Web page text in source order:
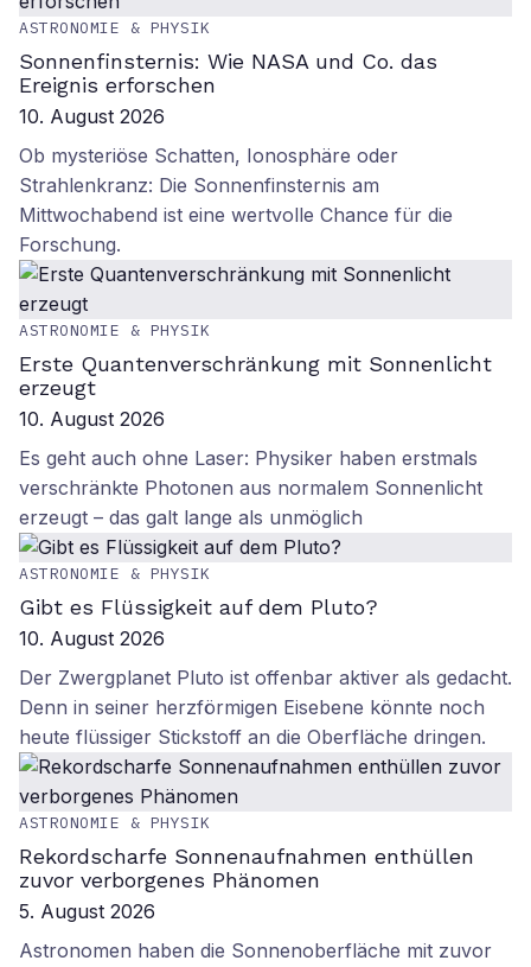
ASTRONOMIE & PHYSIK
Sonnenfinsternis: Wie NASA und Co. das
Ereignis erforschen
10. August 2026
Ob mysteriöse Schatten, Ionosphäre oder
Strahlenkranz: Die Sonnenfinsternis am
Mittwochabend ist eine wertvolle Chance für die
Forschung.
ASTRONOMIE & PHYSIK
Erste Quantenverschränkung mit Sonnenlicht
erzeugt
10. August 2026
Es geht auch ohne Laser: Physiker haben erstmals
verschränkte Photonen aus normalem Sonnenlicht
erzeugt – das galt lange als unmöglich
ASTRONOMIE & PHYSIK
Gibt es Flüssigkeit auf dem Pluto?
10. August 2026
Der Zwergplanet Pluto ist offenbar aktiver als gedacht.
Denn in seiner herzförmigen Eisebene könnte noch
heute flüssiger Stickstoff an die Oberfläche dringen.
ASTRONOMIE & PHYSIK
Rekordscharfe Sonnenaufnahmen enthüllen
zuvor verborgenes Phänomen
5. August 2026
Astronomen haben die Sonnenoberfläche mit zuvor